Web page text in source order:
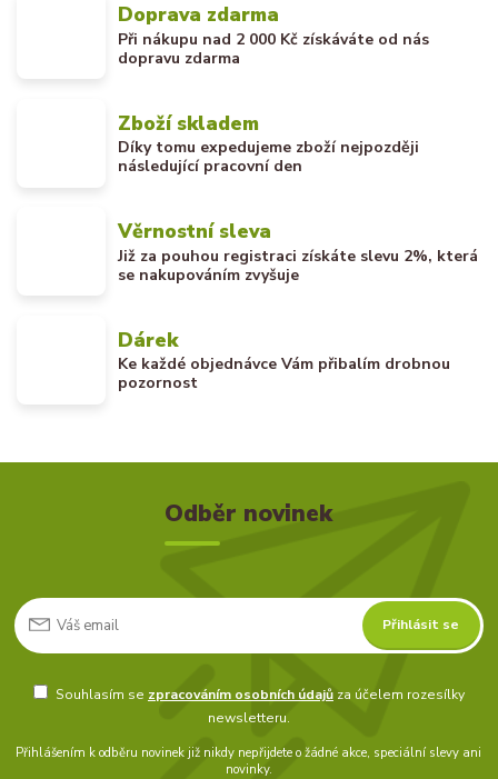
Doprava zdarma
Při nákupu nad 2 000 Kč získáváte od nás
dopravu zdarma
Zboží skladem
Díky tomu expedujeme zboží nejpozději
následující pracovní den
Věrnostní sleva
Již za pouhou registraci získáte slevu 2%, která
se nakupováním zvyšuje
Dárek
Ke každé objednávce Vám přibalím drobnou
pozornost
Odběr novinek
Přihlásit se
Souhlasím se zpracováním osobních údajůza účelem rozesílky
newsletteru.
Přihlášením k odběru novinek již nikdy nepřijdete o žádné akce, speciální slevy ani
novinky.